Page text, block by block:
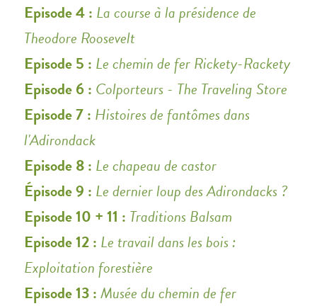
Episode 4 : La course à la présidence de
Theodore Roosevelt
Episode 5 : Le chemin de fer Rickety-Rackety
Episode 6 : Colporteurs - The Traveling Store
Episode 7 : Histoires de fantômes dans
l'Adirondack
Episode 8 : Le chapeau de castor
Épisode 9 : Le dernier loup des Adirondacks ?
Episode 10 + 11 : Traditions Balsam
Episode 12 : Le travail dans les bois :
Exploitation forestière
Episode 13 :Musée du chemin de fer